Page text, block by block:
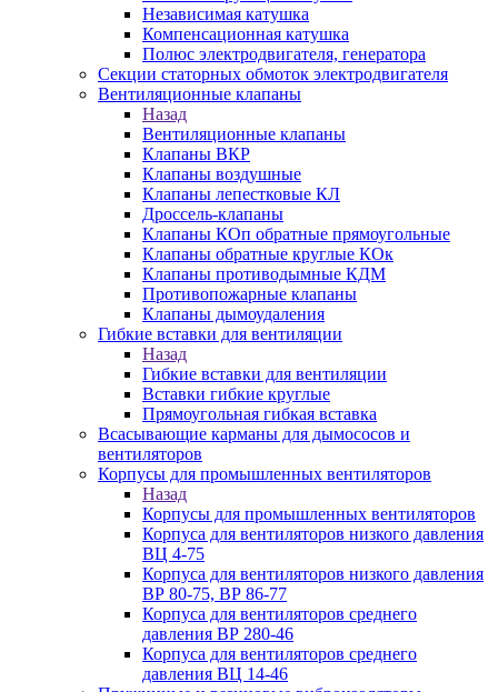
Независимая катушка
Компенсационная катушка
Полюс электродвигателя, генератора
Секции статорных обмоток электродвигателя
Вентиляционные клапаны
Назад
Вентиляционные клапаны
Клапаны ВКР
Клапаны воздушные
Клапаны лепестковые КЛ
Дроссель-клапаны
Клапаны КОп обратные прямоугольные
Клапаны обратные круглые КОк
Клапаны противодымные КДМ
Противопожарные клапаны
Клапаны дымоудаления
Гибкие вставки для вентиляции
Назад
Гибкие вставки для вентиляции
Вставки гибкие круглые
Прямоугольная гибкая вставка
Всасывающие карманы для дымососов и
вентиляторов
Корпусы для промышленных вентиляторов
Назад
Корпусы для промышленных вентиляторов
Корпуса для вентиляторов низкого давления
ВЦ 4-75
Корпуса для вентиляторов низкого давления
ВР 80-75, ВР 86-77
Корпуса для вентиляторов среднего
давления ВР 280-46
Корпуса для вентиляторов среднего
давления ВЦ 14-46